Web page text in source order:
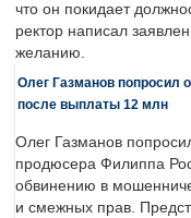
что он покидает
ректор написал
желанию.
Олег Газманов попросил
после выплаты 12 млн
Олег Газманов
продюсера Филиппа
обвинению в
и смежных прав.